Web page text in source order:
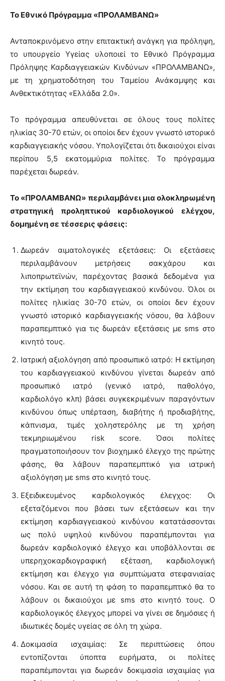
Το Εθνικό Πρόγραμμα «ΠΡΟΛΑΜΒΑΝΩ»
Ανταποκρινόμενο στην επιτακτική ανάγκη για πρόληψη,
το υπουργείο Υγείας υλοποιεί το Εθνικό Πρόγραμμα
Πρόληψης Καρδιαγγειακών Κινδύνων «ΠΡΟΛΑΜΒΑΝΩ»,
με τη χρηματοδότηση του Ταμείου Ανάκαμψης και
Ανθεκτικότητας «Ελλάδα 2.0».
Το πρόγραμμα απευθύνεται σε όλους τους πολίτες
ηλικίας 30-70 ετών, οι οποίοι δεν έχουν γνωστό ιστορικό
καρδιαγγειακής νόσου. Υπολογίζεται ότι δικαιούχοι είναι
περίπου 5,5 εκατομμύρια πολίτες. Το πρόγραμμα
παρέχεται δωρεάν.
Το «ΠΡΟΛΑΜΒΑΝΩ» περιλαμβάνει μια ολοκληρωμένη
στρατηγική προληπτικού καρδιολογικού ελέγχου,
δομημένη σε τέσσερις φάσεις:
Δωρεάν αιματολογικές εξετάσεις: Οι εξετάσεις
περιλαμβάνουν μετρήσεις σακχάρου και
λιποπρωτεϊνών, παρέχοντας βασικά δεδομένα για
την εκτίμηση του καρδιαγγειακού κινδύνου. Όλοι οι
πολίτες ηλικίας 30-70 ετών, οι οποίοι δεν έχουν
γνωστό ιστορικό καρδιαγγειακής νόσου, θα λάβουν
παραπεμπτικό για τις δωρεάν εξετάσεις με sms στο
κινητό τους.
Ιατρική αξιολόγηση από προσωπικό ιατρό: Η εκτίμηση
του καρδιαγγειακού κινδύνου γίνεται δωρεάν από
προσωπικό ιατρό (γενικό ιατρό, παθολόγο,
καρδιολόγο κλπ) βάσει συγκεκριμένων παραγόντων
κινδύνου όπως υπέρταση, διαβήτης ή προδιαβήτης,
κάπνισμα, τιμές χοληστερόλης με τη χρήση
τεκμηριωμένου risk score. Όσοι πολίτες
πραγματοποιήσουν τον βιοχημικό έλεγχο της πρώτης
φάσης, θα λάβουν παραπεμπτικό για ιατρική
αξιολόγηση με sms στο κινητό τους.
Εξειδικευμένος καρδιολογικός έλεγχος: Οι
εξεταζόμενοι που βάσει των εξετάσεων και την
εκτίμηση καρδιαγγειακού κινδύνου κατατάσσονται
ως πολύ υψηλού κινδύνου παραπέμπονται για
δωρεάν καρδιολογικό έλεγχο και υποβάλλονται σε
υπερηχοκαρδιογραφική εξέταση, καρδιολογική
εκτίμηση και έλεγχο για συμπτώματα στεφανιαίας
νόσου. Και σε αυτή τη φάση το παραπεμπτικό θα το
λάβουν οι δικαιούχοι με sms στο κινητό τους. Ο
καρδιολογικός έλεγχος μπορεί να γίνει σε δημόσιες ή
ιδιωτικές δομές υγείας σε όλη τη χώρα.
Δοκιμασία ισχαιμίας: Σε περιπτώσεις όπου
εντοπίζονται ύποπτα ευρήματα, οι πολίτες
παραπέμπονται για δωρεάν δοκιμασία ισχαιμίας για